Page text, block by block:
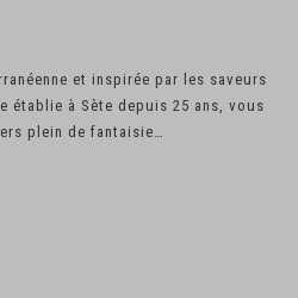
et inspirée par les saveurs
établie à Sète depuis 25 ans, vous
plein de fantaisie…